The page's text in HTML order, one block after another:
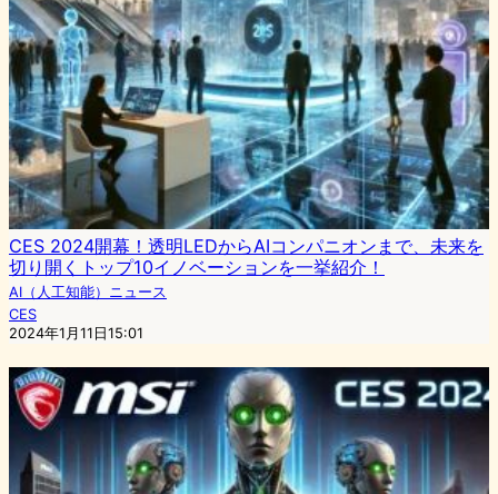
CES 2024開幕！透明LEDからAIコンパニオンまで、未来を
切り開くトップ10イノベーションを一挙紹介！
AI（人工知能）ニュース
CES
2024年1月11日15:01